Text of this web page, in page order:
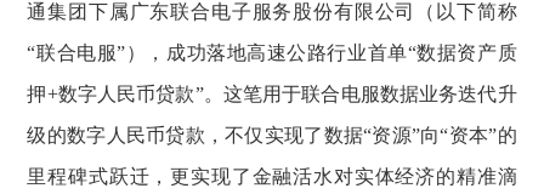
通集团下属广东联合电子服务股份有限公司（以下简称
“联合电服”），成功落地高速公路行业首单“数据资产质
押+数字人民币贷款”。这笔用于联合电服数据业务迭代升
级的数字人民币贷款，不仅实现了数据“资源”向“资本”的
里程碑式跃迁，更实现了金融活水对实体经济的精准滴